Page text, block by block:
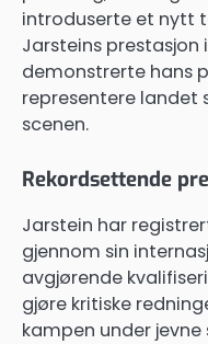
introduserte et nytt
Jarsteins prestasjon
demonstrerte hans
representere landet
scenen.
Rekordsettende
Jarstein har
gjennom sin
avgjørende
gjøre kritiske
kampen under jevne